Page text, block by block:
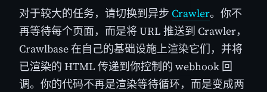
对于较大的任务，请切换到异步 Crawler。你不
再等待每个页面，而是将 URL 推送到 Crawler，
Crawlbase 在自己的基础设施上渲染它们，并将
已渲染的 HTML 传递到你控制的 webhook 回
调。你的代码不再是渲染等待循环，而是变成两